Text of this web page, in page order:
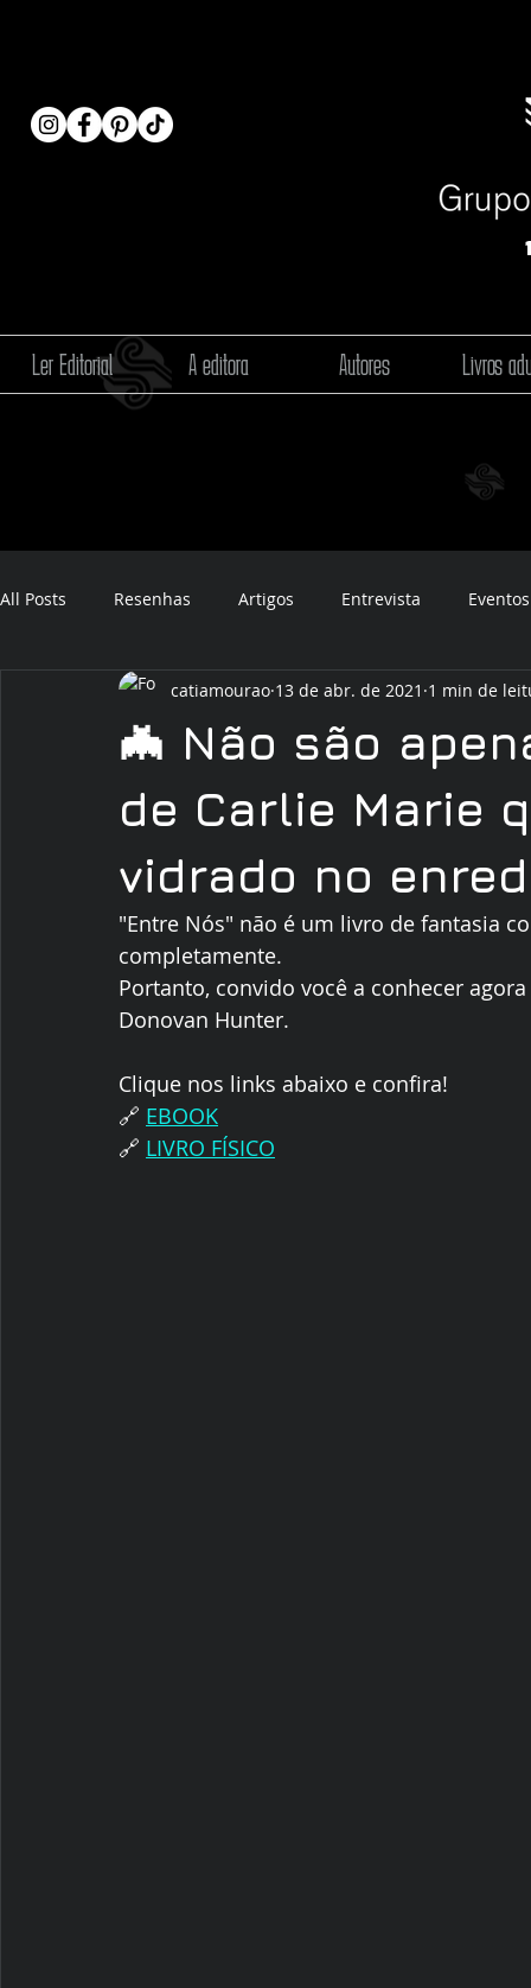
Ler Editorial A editora Autores Livros
All Posts Resenhas Artigos Entrevista Eventos
audiobook
🦇 Não são
de Carlie Marie
vidrado no
catiamourao 13 de abr. de 2021 1 min de
"Entre Nós" não é um livro de fantasia
completamente.
Portanto, convido você a conhecer
Donovan Hunter.
Clique nos links abaixo e confira!
🔗 EBOOK
🔗 LIVRO FÍSICO